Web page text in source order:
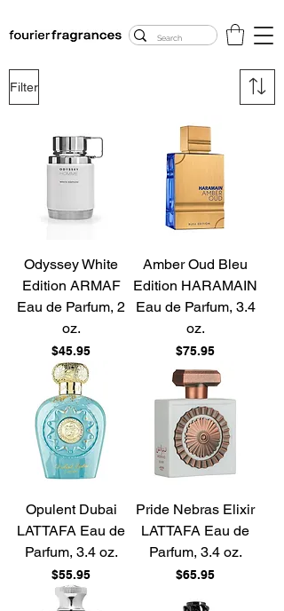
Filter
Odyssey White
Edition ARMAF
Eau de Parfum, 2
oz.
Price
$45.95
Amber Oud Bleu
Edition HARAMAIN
Eau de Parfum, 3.4
oz.
Price
$75.95
Opulent Dubai
LATTAFA Eau de
Parfum, 3.4 oz.
Price
$55.95
Pride Nebras Elixir
LATTAFA Eau de
Parfum, 3.4 oz.
Price
$65.95